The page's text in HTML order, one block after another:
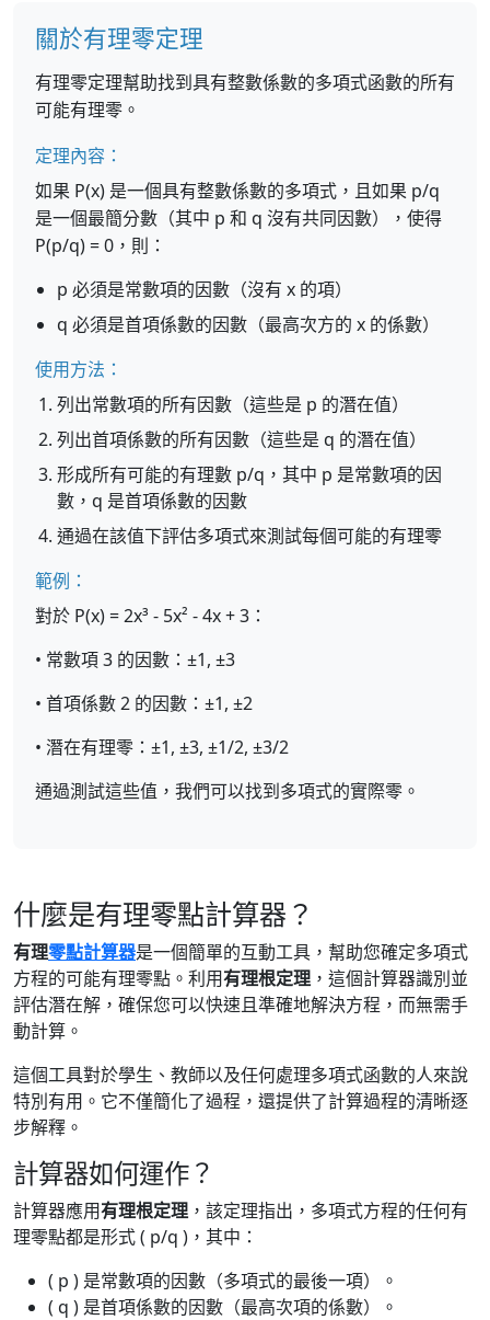
關於有理零定理
有理零定理幫助找到具有整數係數的多項式函數的所有
可能有理零。
定理內容：
如果 P(x) 是一個具有整數係數的多項式，且如果 p/q
是一個最簡分數（其中 p 和 q 沒有共同因數），使得
P(p/q) = 0，則：
p 必須是常數項的因數（沒有 x 的項）
q 必須是首項係數的因數（最高次方的 x 的係數）
使用方法：
列出常數項的所有因數（這些是 p 的潛在值）
列出首項係數的所有因數（這些是 q 的潛在值）
形成所有可能的有理數 p/q，其中 p 是常數項的因
數，q 是首項係數的因數
通過在該值下評估多項式來測試每個可能的有理零
範例：
對於 P(x) = 2x³ - 5x² - 4x + 3：
• 常數項 3 的因數：±1, ±3
• 首項係數 2 的因數：±1, ±2
• 潛在有理零：±1, ±3, ±1/2, ±3/2
通過測試這些值，我們可以找到多項式的實際零。
什麼是有理零點計算器？
有理零點計算器是一個簡單的互動工具，幫助您確定多項式
方程的可能有理零點。利用有理根定理 ，這個計算器識別並
評估潛在解，確保您可以快速且準確地解決方程，而無需手
動計算。
這個工具對於學生、教師以及任何處理多項式函數的人來說
特別有用。它不僅簡化了過程，還提供了計算過程的清晰逐
步解釋。
計算器如何運作？
計算器應用有理根定理 ，該定理指出，多項式方程的任何有
理零點都是形式 ( p/q )，其中：
( p ) 是常數項的因數（多項式的最後一項）。
( q ) 是首項係數的因數（最高次項的係數）。